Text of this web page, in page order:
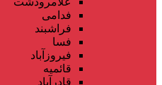
فدامی
فراشبند
فسا
فیروزآباد
قائمیه
قادرآباد